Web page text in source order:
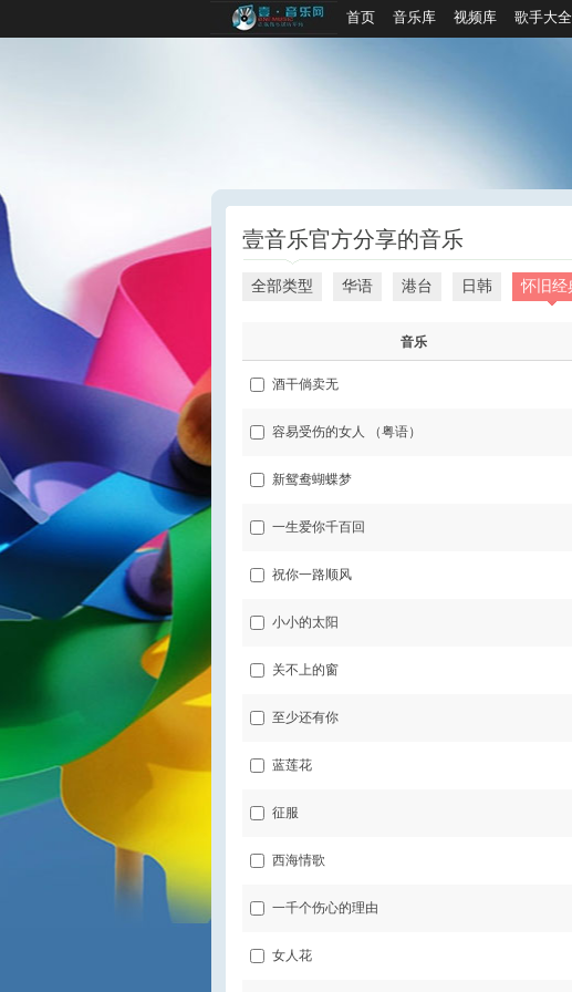
首页 音乐库 视频库 歌手大全
壹音乐官方分享的音乐
全部类型 华语 港台 日韩 怀旧经
音乐
酒干倘卖无
容易受伤的女人 （粤语）
新鸳鸯蝴蝶梦
一生爱你千百回
祝你一路顺风
小小的太阳
关不上的窗
至少还有你
蓝莲花
征服
西海情歌
一千个伤心的理由
女人花